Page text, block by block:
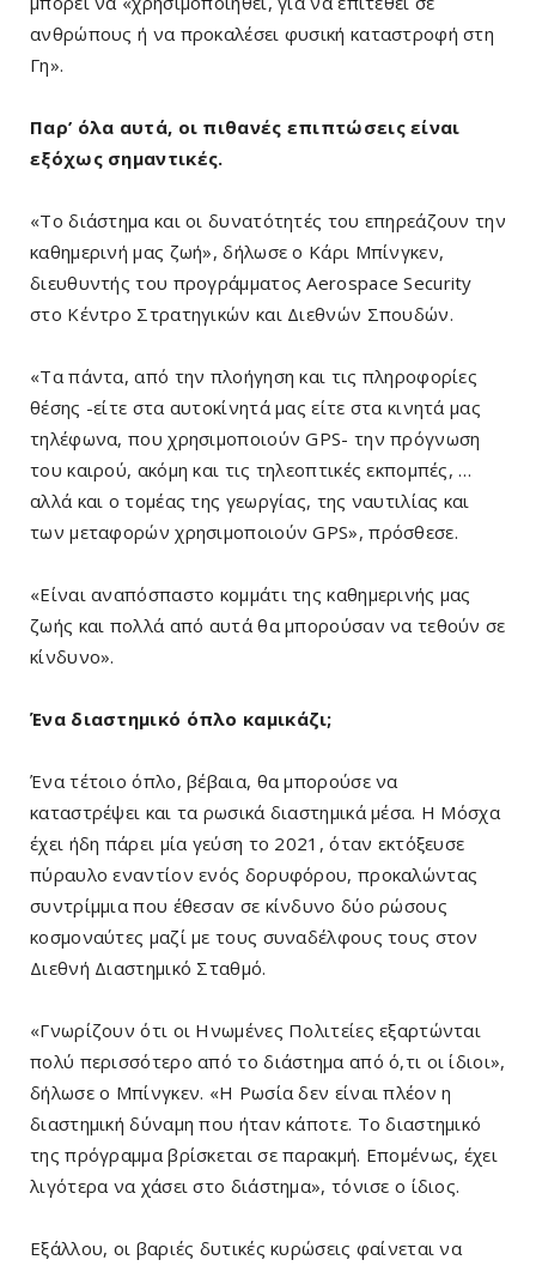
ανθρώπους ή να προκαλέσει φυσική καταστροφή στη
Γη».
Παρ’ όλα αυτά, οι πιθανές επιπτώσεις είναι
εξόχως σημαντικές.
«Το διάστημα και οι δυνατότητές του επηρεάζουν την
καθημερινή μας ζωή», δήλωσε ο Κάρι Μπίνγκεν,
διευθυντής του προγράμματος Aerospace Security
στο Κέντρο Στρατηγικών και Διεθνών Σπουδών.
«Τα πάντα, από την πλοήγηση και τις πληροφορίες
θέσης -είτε στα αυτοκίνητά μας είτε στα κινητά μας
τηλέφωνα, που χρησιμοποιούν GPS- την πρόγνωση
του καιρού, ακόμη και τις τηλεοπτικές εκπομπές, …
αλλά και ο τομέας της γεωργίας, της ναυτιλίας και
των μεταφορών χρησιμοποιούν GPS», πρόσθεσε.
«Είναι αναπόσπαστο κομμάτι της καθημερινής μας
ζωής και πολλά από αυτά θα μπορούσαν να τεθούν σε
κίνδυνο».
Ένα διαστημικό όπλο καμικάζι;
Ένα τέτοιο όπλο, βέβαια, θα μπορούσε να
καταστρέψει και τα ρωσικά διαστημικά μέσα. Η Μόσχα
έχει ήδη πάρει μία γεύση το 2021, όταν εκτόξευσε
πύραυλο εναντίον ενός δορυφόρου, προκαλώντας
συντρίμμια που έθεσαν σε κίνδυνο δύο ρώσους
κοσμοναύτες μαζί με τους συναδέλφους τους στον
Διεθνή Διαστημικό Σταθμό.
«Γνωρίζουν ότι οι Ηνωμένες Πολιτείες εξαρτώνται
πολύ περισσότερο από το διάστημα από ό,τι οι ίδιοι»,
δήλωσε ο Μπίνγκεν. «Η Ρωσία δεν είναι πλέον η
διαστημική δύναμη που ήταν κάποτε. Το διαστημικό
της πρόγραμμα βρίσκεται σε παρακμή. Επομένως, έχει
λιγότερα να χάσει στο διάστημα», τόνισε ο ίδιος.
Εξάλλου, οι βαριές δυτικές κυρώσεις φαίνεται να